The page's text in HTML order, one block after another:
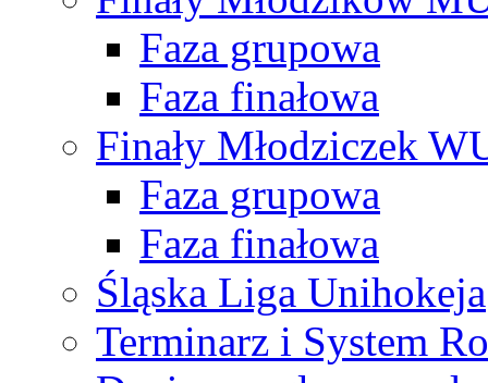
Faza grupowa
Faza finałowa
Finały Młodziczek
Faza grupowa
Faza finałowa
Śląska Liga Unihokeja
Terminarz i System